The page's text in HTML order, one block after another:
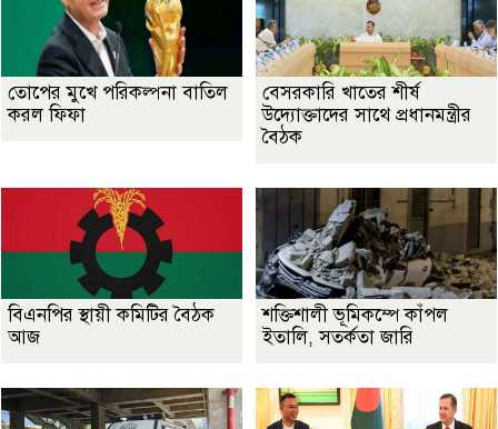
তোপের মুখে পরিকল্পনা বাতিল
করল ফিফা
বেসরকারি খাতের শীর্ষ
উদ্যোক্তাদের সাথে প্রধানমন্ত্রীর
বৈঠক
বিএনপির স্থায়ী কমিটির বৈঠক
আজ
শক্তিশালী ভূমিকম্পে কাঁপল
ইতালি, সতর্কতা জারি